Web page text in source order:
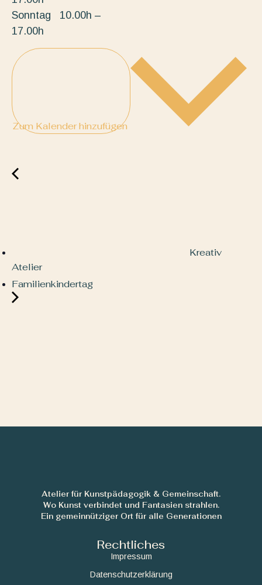
Sonntag 10.00h –
17.00h
Zum Kalender hinzufügen
Kreativ
Atelier
Familienkindertag
Atelier für Kunstpädagogik & Gemeinschaft.
Wo Kunst verbindet und Fantasien strahlen.
Ein gemeinnütziger Ort für alle Generationen
Rechtliches
Impressum
Datenschutzerklärung